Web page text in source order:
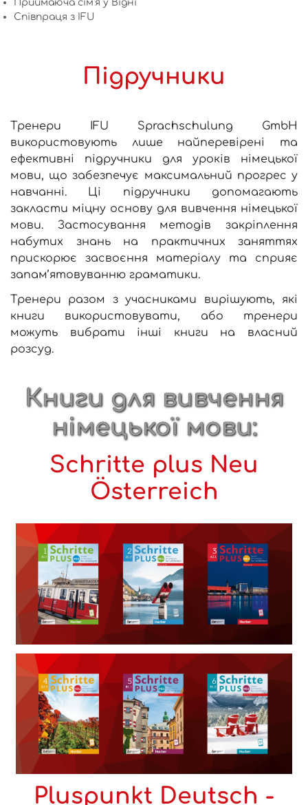
Приймаюча сім'я у Відні
Співпраця з IFU
Підручники
Тренери IFU Sprachschulung GmbH
використовують лише найперевірені та
ефективні підручники для уроків німецької
мови, що забезпечує максимальний прогрес у
навчанні. Ці підручники допомагають
закласти міцну основу для вивчення німецької
мови. Застосування методів закріплення
набутих знань на практичних заняттях
прискорює засвоєння матеріалу та сприяє
запам’ятовуванню граматики.
Тренери разом з учасниками вирішують, які
книги використовувати, або тренери
можуть вибрати інші книги на власний
розсуд.
Книги для вивчення
німецької мови:
Schritte plus Neu
Österreich
Pluspunkt Deutsch -